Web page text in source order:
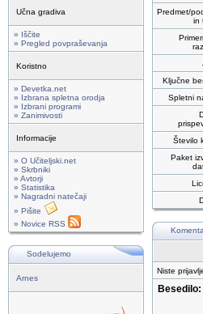
Učna gradiva
» Iščite
» Pregled povpraševanja
Koristno
» Devetka.net
» Izbrana spletna orodja
» Izbrani programi
» Zanimivosti
Informacije
» O Učiteljski.net
» Skrbniki
» Avtorji
» Statistika
» Nagradni natečaji
» Pišite
» Novice RSS
Sodelujemo
Arnes
Predmet/
in
Ključne
Spletni
Število
Paket
Niste
Besedilo: